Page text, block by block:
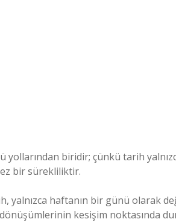
biridir; çünkü tarih
bir sürekliliktir.
yalnızca haftanın bir günü olarak
kesişim noktasında